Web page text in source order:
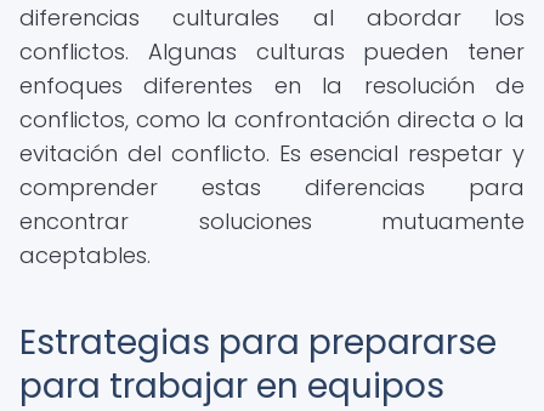
diferencias culturales al abordar los
conflictos. Algunas culturas pueden tener
enfoques diferentes en la resolución de
conflictos, como la confrontación directa o la
evitación del conflicto. Es esencial respetar y
comprender estas diferencias para
encontrar soluciones mutuamente
aceptables.
Estrategias para prepararse
para trabajar en equipos